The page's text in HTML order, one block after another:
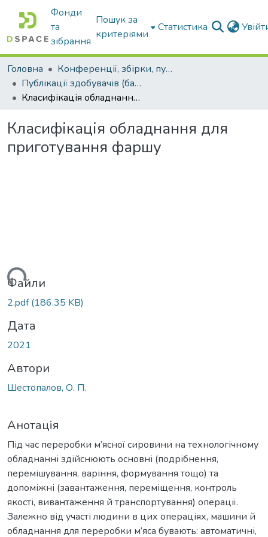
Фонди
та
зібрання
Пошук за
критеріями
Статистика
Головна
Конференції, збірки, публікації молодих вчених і здобувачів : магістрів, бакалаврів, аспірантів.
Публікації здобувачів (бакалаврів. магістрів, аспірантів)
Класифікація обладнання для приготування фаршу
Класифікація обладнання для
приготування фаршу
Файли
2.pdf(186.35 KB)
Дата
2021
Автори
Шестопалов, О. П.
Анотація
Під час переробки м’ясної сировини на технологічному
обладнанні здійснюють основні (подрібнення,
перемішування, варіння, формування тощо) та
допоміжні (завантаження, переміщення, контроль
якості, вивантаження й транспортування) операції.
Залежно від участі людини в цих операціях, машини й
обладнання для переробки м’яса бувають: автоматичні,